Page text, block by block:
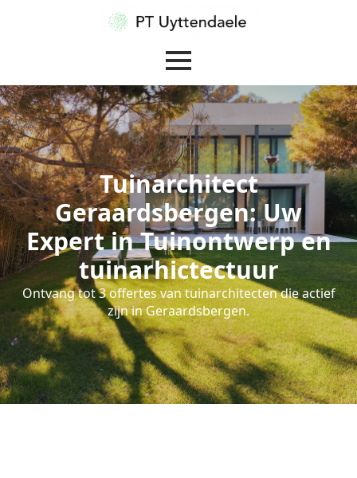
Tuinarchitect
Geraardsbergen: Uw
Expert in Tuinontwerp en
tuinarhictectuur
Ontvang tot 3 offertes van tuinarchitecten die actief
zijn in Geraardsbergen.